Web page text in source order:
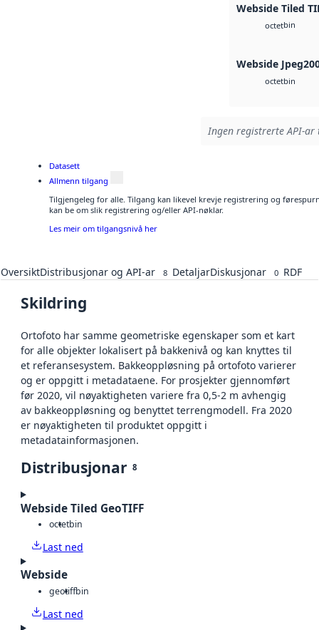
Webside Tiled
octetbin
Webside
octetbin
Ingen registrerte API-
Datasett
Allmenn tilgang
Tilgjengeleg for alle. Tilgang kan likevel krevje registrering og
kan be om slik registrering og/eller API-nøklar.
Les meir om tilgangsnivå her
OversiktDistribusjonar og API-ar 8 DetaljarDiskusjonar 0 RDF
Skildring
Ortofoto har samme geometriske egenskaper som et kart
for alle objekter lokalisert på bakkenivå og kan knyttes til
et referansesystem. Bakkeoppløsning på ortofoto varierer
og er oppgitt i metadataene. For prosjekter gjennomført
før 2020, vil nøyaktigheten variere fra 0,5-2 m avhengig
av bakkeoppløsning og benyttet terrengmodell. Fra 2020
er nøyaktigheten til produktet oppgitt i
metadatainformasjonen.
Distribusjonar 8
Webside Tiled GeoTIFF
octetbin
Last ned
Webside
geotiffbin
Last ned